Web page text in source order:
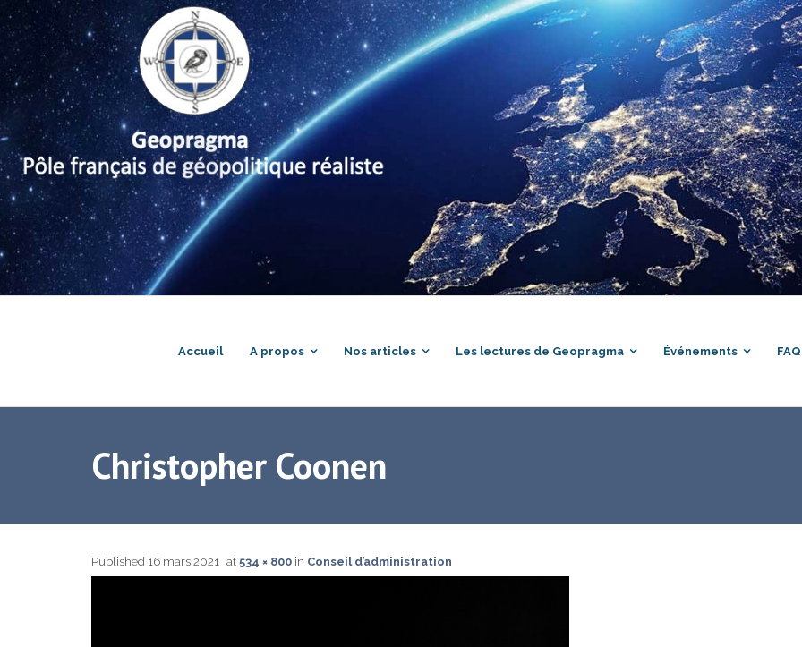
Accueil A propos Nos articles Les lectures de Geopragma Événements FAQ
Christopher Coonen
Published 16 mars 2021 at 534 × 800 in Conseil d’administration